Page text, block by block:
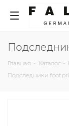
Главная - Каталог -
Подследники